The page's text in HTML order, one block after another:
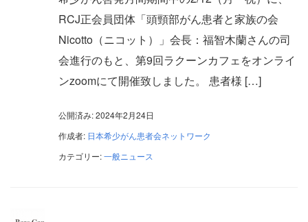
RCJ正会員団体「頭頸部がん患者と家族の会
Nicotto（ニコット）」会長：福智木蘭さんの司
会進行のもと、第9回ラクーンカフェをオンライ
ンzoomにて開催致しました。 患者様 […]
公開済み: 2024年2月24日
作成者: 日本希少がん患者会ネットワーク
カテゴリー:一般ニュース